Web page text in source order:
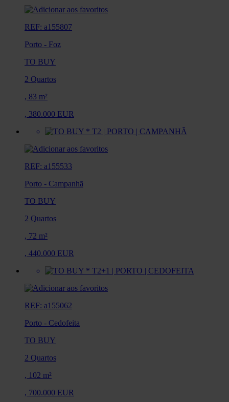
REF: a155807
Porto - Foz
TO BUY
2 Quartos
, 83 m²
, 380.000 EUR
REF: a155533
Porto - Campanhã
TO BUY
2 Quartos
, 72 m²
, 440.000 EUR
REF: a155062
Porto - Cedofeita
TO BUY
2 Quartos
, 102 m²
, 700.000 EUR